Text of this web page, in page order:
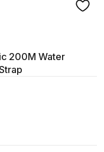
200M Water